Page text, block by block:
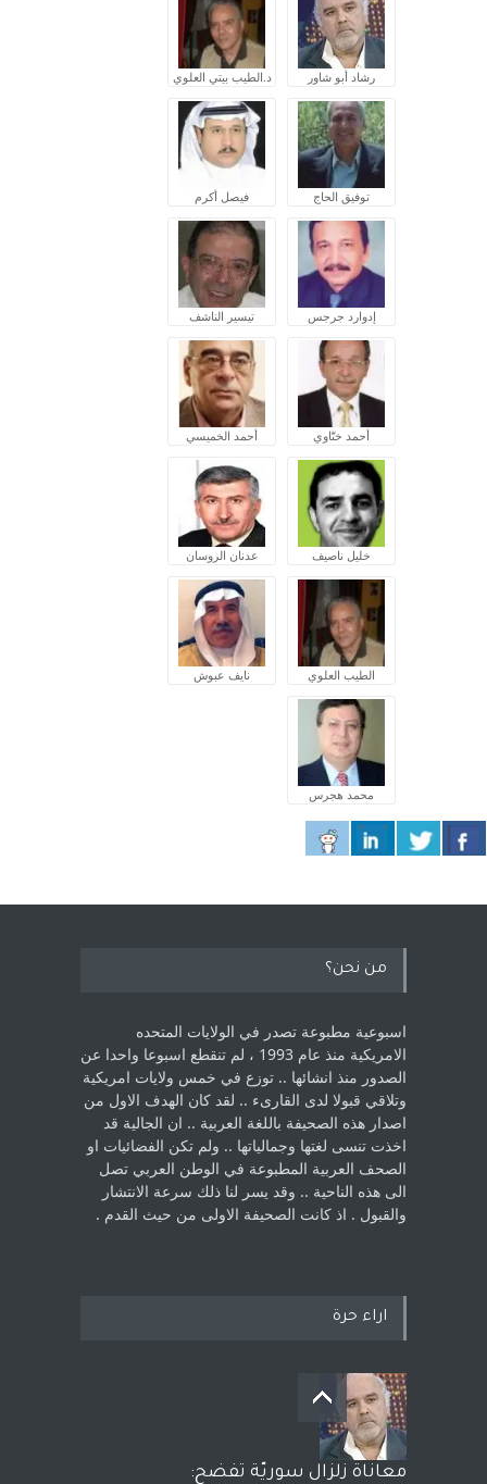
رشاد أبو شاور د.الطيب بيتي العلوي
توفيق الحاج فيصل أكرم
إدوارد جرجس تيسير الناشف
أحمد ختّاوي أحمد الخميسي
خليل ناصيف عدنان الروسان
الطيب العلوي نايف عبوش
محمد هجرس
من نحن؟
اسبوعية مطبوعة تصدر في الولايات المتحده
الامريكية منذ عام 1993 ، لم ‏تنقطع اسبوعا واحدا عن
الصدور منذ انشائها .. توزع في خمس ولايات امريكية
‏وتلاقي قبولا لدى القارىء ..‏ لقد كان الهدف الاول من
اصدار هذه الصحيفة باللغة العربية .. ان الجالية قد
اخذت ‏تنسى لغتها وجمالياتها .. ولم تكن الفضائيات او
الصحف العربية المطبوعة في الوطن ‏العربي تصل
الى هذه الناحية .. وقد يسر لنا ذلك سرعة الانتشار
والقبول . اذ كانت ‏الصحيفة الاولى من حيث القدم . ‏
اراء حرة
معاناة زلزال سوريّة تفضح: